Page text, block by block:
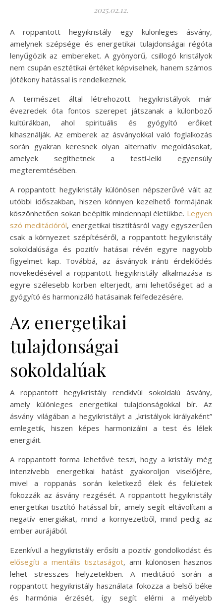
2025.02.12.
A roppantott hegyikristály egy különleges ásvány,
amelynek szépsége és energetikai tulajdonságai régóta
lenyűgözik az embereket. A gyönyörű, csillogó kristályok
nem csupán esztétikai értéket képviselnek, hanem számos
jótékony hatással is rendelkeznek.
A természet által létrehozott hegyikristályok már
évezredek óta fontos szerepet játszanak a különböző
kultúrákban, ahol spirituális és gyógyító erőiket
kihasználják. Az emberek az ásványokkal való foglalkozás
során gyakran keresnek olyan alternatív megoldásokat,
amelyek segíthetnek a testi-lelki egyensúly
megteremtésében.
A roppantott hegyikristály különösen népszerűvé vált az
utóbbi időszakban, hiszen könnyen kezelhető formájának
köszönhetően sokan beépítik mindennapi életükbe. Legyen
szó meditációról, energetikai tisztításról vagy egyszerűen
csak a környezet szépítéséről, a roppantott hegyikristály
sokoldalúsága és pozitív hatásai révén egyre nagyobb
figyelmet kap. Továbbá, az ásványok iránti érdeklődés
növekedésével a roppantott hegyikristály alkalmazása is
egyre szélesebb körben elterjedt, ami lehetőséget ad a
gyógyító és harmonizáló hatásainak felfedezésére.
Az energetikai
tulajdonságai
sokoldalúak
A roppantott hegyikristály rendkívül sokoldalú ásvány,
amely különleges energetikai tulajdonságokkal bír. Az
ásvány világában a hegyikristályt a „kristályok királyaként”
emlegetik, hiszen képes harmonizálni a test és lélek
energiáit.
A roppantott forma lehetővé teszi, hogy a kristály még
intenzívebb energetikai hatást gyakoroljon viselőjére,
mivel a roppanás során keletkező élek és felületek
fokozzák az ásvány rezgését. A roppantott hegyikristály
energetikai tisztító hatással bír, amely segít eltávolítani a
negatív energiákat, mind a környezetből, mind pedig az
ember aurájából.
Ezenkívül a hegyikristály erősíti a pozitív gondolkodást és
elősegíti a mentális tisztaságot, ami különösen hasznos
lehet stresszes helyzetekben. A meditáció során a
roppantott hegyikristály használata fokozza a belső béke
és harmónia érzését, így segít elérni a mélyebb